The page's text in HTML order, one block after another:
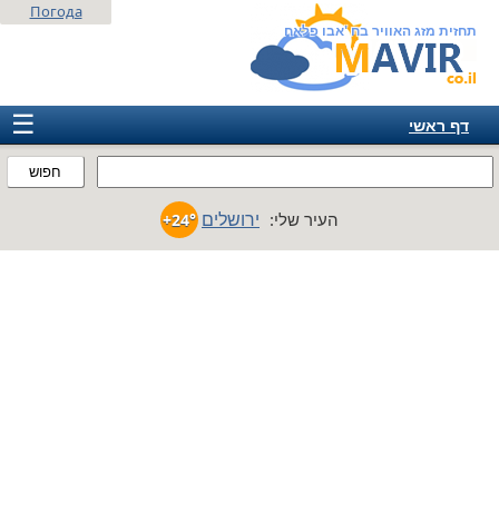
תחזית מזג האוויר בח 'אבו פלאח
חפוש
Погода
☰
דף ראשי
אמריקה
העיר שלי: ירושלים +24°